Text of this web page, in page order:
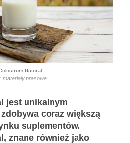
Natural
materiały prasowe
jest unikalnym
coraz większą
suplementów.
znane również jako